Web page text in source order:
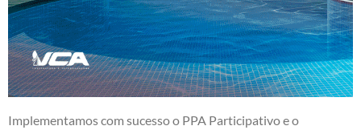
Implementamos com sucesso o PPA Participativo e o